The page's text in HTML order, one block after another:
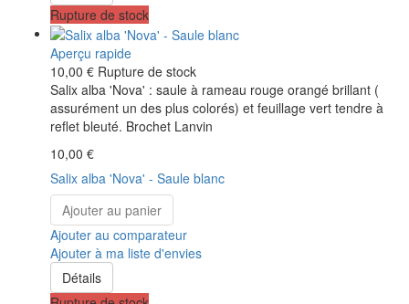
Rupture de stock
Aperçu rapide
10,00 € Rupture de stock
Salix alba 'Nova' : saule à rameau rouge orangé brillant (
assurément un des plus colorés) et feuillage vert tendre à
reflet bleuté. Brochet Lanvin
10,00 €
Salix alba 'Nova' - Saule blanc
Ajouter au panier
Ajouter au comparateur
Ajouter à ma liste d'envies
Détails